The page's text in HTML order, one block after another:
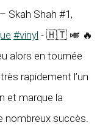
Skah Shah #1,
#vinyl - 🇭🇹 🎺 🔥
alors en tournée
rapidement l’un
et marque la
nombreux succès.